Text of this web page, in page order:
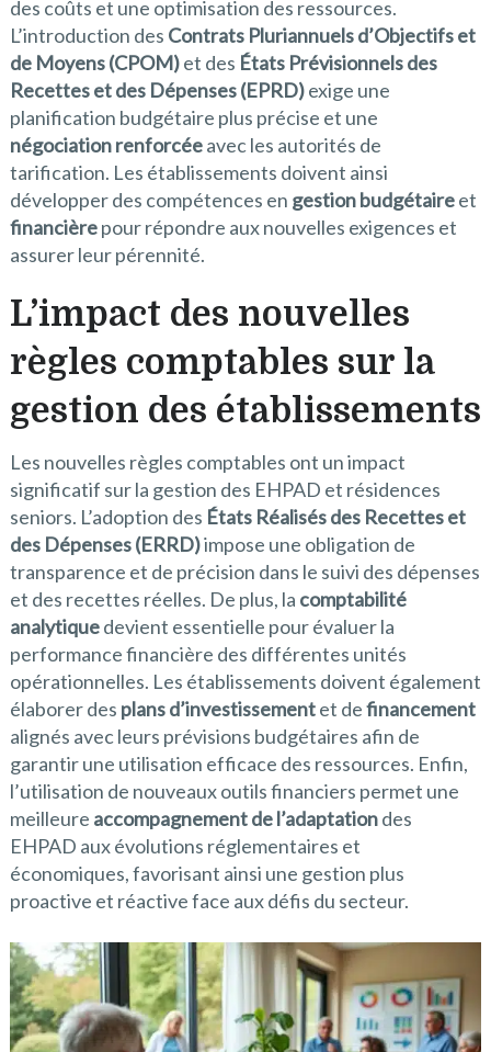
des coûts et une optimisation des ressources.
L’introduction des Contrats Pluriannuels d’Objectifs et
de Moyens (CPOM)et des États Prévisionnels des
Recettes et des Dépenses (EPRD)exige une
planification budgétaire plus précise et une
négociation renforcéeavec les autorités de
tarification. Les établissements doivent ainsi
développer des compétences en gestion budgétaireet
financièrepour répondre aux nouvelles exigences et
assurer leur pérennité.
L’impact des nouvelles
règles comptables sur la
gestion des établissements
Les nouvelles règles comptables ont un impact
significatif sur la gestion des EHPAD et résidences
seniors. L’adoption des États Réalisés des Recettes et
des Dépenses (ERRD)impose une obligation de
transparence et de précision dans le suivi des dépenses
et des recettes réelles. De plus, la comptabilité
analytiquedevient essentielle pour évaluer la
performance financière des différentes unités
opérationnelles. Les établissements doivent également
élaborer des plans d’investissementet definancement
alignés avec leurs prévisions budgétaires afin de
garantir une utilisation efficace des ressources. Enfin,
l’utilisation de nouveaux outils financiers permet une
meilleure accompagnement de l’adaptationdes
EHPAD aux évolutions réglementaires et
économiques, favorisant ainsi une gestion plus
proactive et réactive face aux défis du secteur.